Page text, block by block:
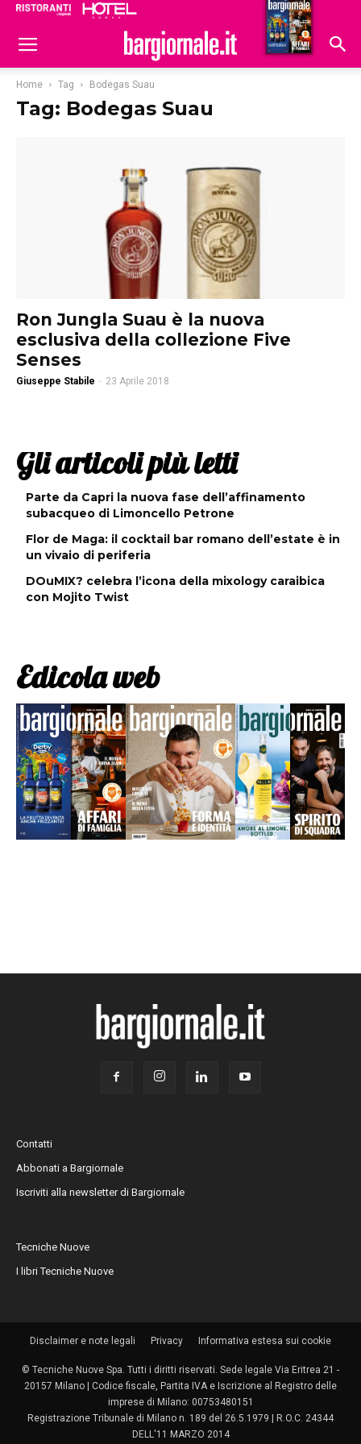
Hoteldomani
Home Tag Bodegas Suau
Tag: Bodegas Suau
Ron Jungla Suau è la nuova
esclusiva della collezione Five
Senses
Giuseppe Stabile - 23 Aprile 2018
Gli articoli più letti
Parte da Capri la nuova fase dell’affinamento
subacqueo di Limoncello Petrone
Flor de Maga: il cocktail bar romano dell’estate è in
un vivaio di periferia
DOuMIX? celebra l’icona della mixology caraibica
con Mojito Twist
Edicola web
Contatti
Abbonati a Bargiornale
Iscriviti alla newsletter di Bargiornale
Tecniche Nuove
I libri Tecniche Nuove
Disclaimer e note legali Privacy Informativa estesa sui cookie
© Tecniche Nuove Spa. Tutti i diritti riservati. Sede legale Via Eritrea 21 -
20157 Milano | Codice fiscale, Partita IVA e Iscrizione al Registro delle
imprese di Milano: 00753480151
Registrazione Tribunale di Milano n. 189 del 26.5.1979 | R.O.C. 24344
DELL'11 MARZO 2014